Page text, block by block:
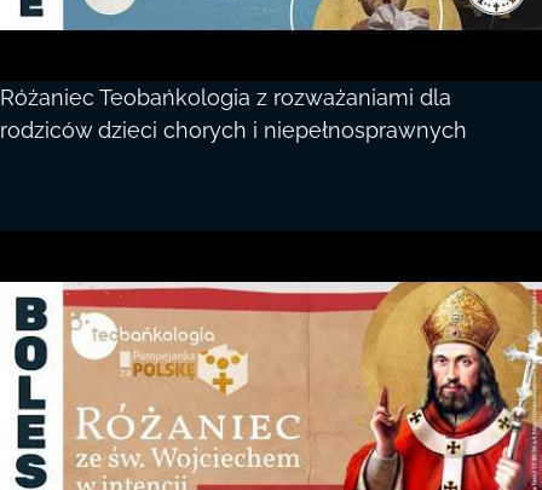
Różaniec Teobańkologia z rozważaniami dla
rodziców dzieci chorych i niepełnosprawnych